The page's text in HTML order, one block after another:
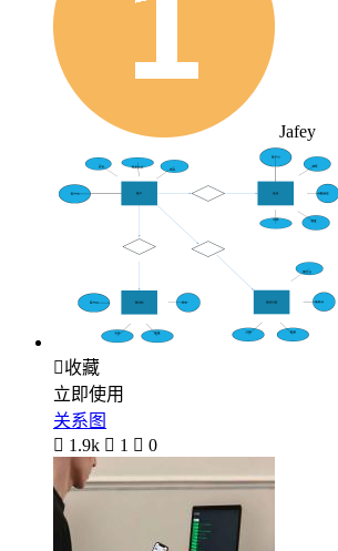
Jafey
收藏
立即使用
关系图
 1.9k  1  0